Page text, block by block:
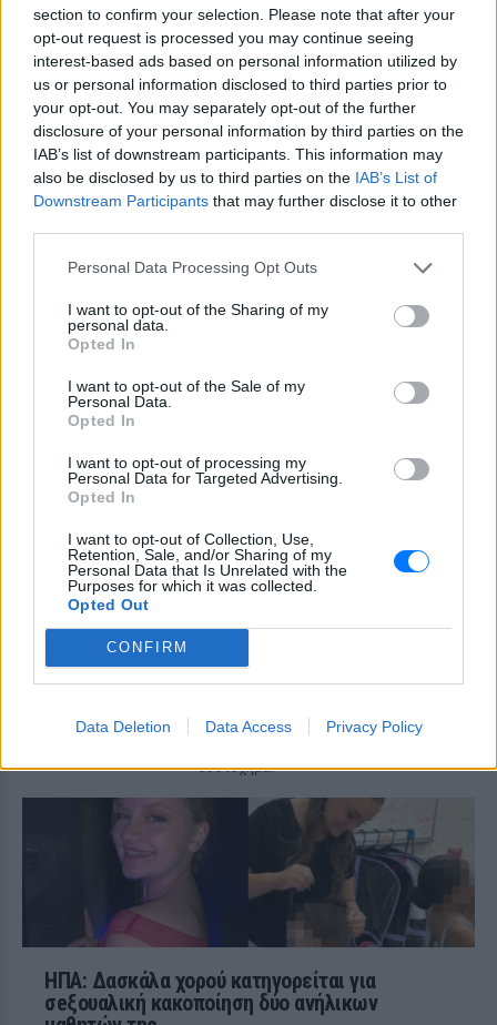
section to confirm your selection. Please note that after your
opt-out request is processed you may continue seeing
interest-based ads based on personal information utilized by
us or personal information disclosed to third parties prior to
your opt-out. You may separately opt-out of the further
disclosure of your personal information by third parties on the
IAB’s list of downstream participants. This information may
also be disclosed by us to third parties on the IAB’s List of
Downstream Participants that may further disclose it to other
Personal Data Processing Opt Outs
I want to opt-out of the Sharing of my
personal data.
Opted In
I want to opt-out of the Sale of my
Personal Data.
Opted In
I want to opt-out of processing my
Personal Data for Targeted Advertising.
Opted In
I want to opt-out of Collection, Use,
Retention, Sale, and/or Sharing of my
Personal Data that Is Unrelated with the
Purposes for which it was collected.
Opted Out
CONFIRM
Data Deletion Data Access Privacy Policy
ΣΤΗΝ ΙΔΙΑ ΚΑΤΗΓΟΡΙΑ
Απόψε τα δοκιμαστικά
δρομολόγια για την επέκταση
του Μετρό Θεσσαλονίκης προς
Καλαμαριά ‑ Τι προβλέπεται για
εισιτήρια
ΣΉΜΕΡΑ
Ο υφυπουργός Υποδομών Νίκος Ταχιάος
γίνονται νυχτερινές ώρες χωρίς
επιβάτες, και τι προβλέπεται για
ηλικιωμένο σε στάση
λεωφορείου – Βίντεο του
Ο έφηβος δράστης μαχαίρωσε
αποτέλεσμα τον θάνατό του, σύμφωνα
με τις αρχές
Σέρρες: Συγκλονίζει η
«Κοίταξα να στρίψω αριστερά
για να γλιτώσω, δεν πρόλαβα»
ΣΉΜΕΡΑ
Ο οδηγός του φορτηγού που ενεπλάκη
στη σύγκρουση με το ΙΧ μητέρας και γιου
δυστύχημα.
ΗΠΑ: Δασκάλα χορού κατηγορείται για
σeξουαλική κακοποίηση δύο ανήλικων